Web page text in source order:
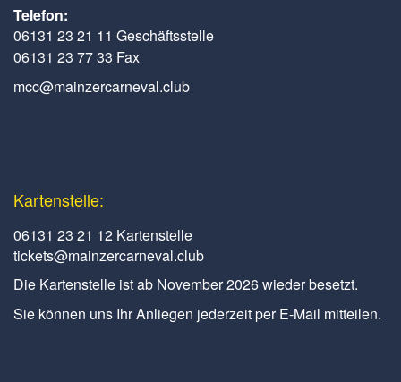
Telefon:
06131 23 21 11 Geschäftsstelle
06131 23 77 33 Fax
mcc@mainzercarneval.club
Kartenstelle:
06131 23 21 12 Kartenstelle
tickets@mainzercarneval.club
Die Kartenstelle ist ab November 2026 wieder besetzt.
Sie können uns Ihr Anliegen jederzeit per E-Mail mitteilen.